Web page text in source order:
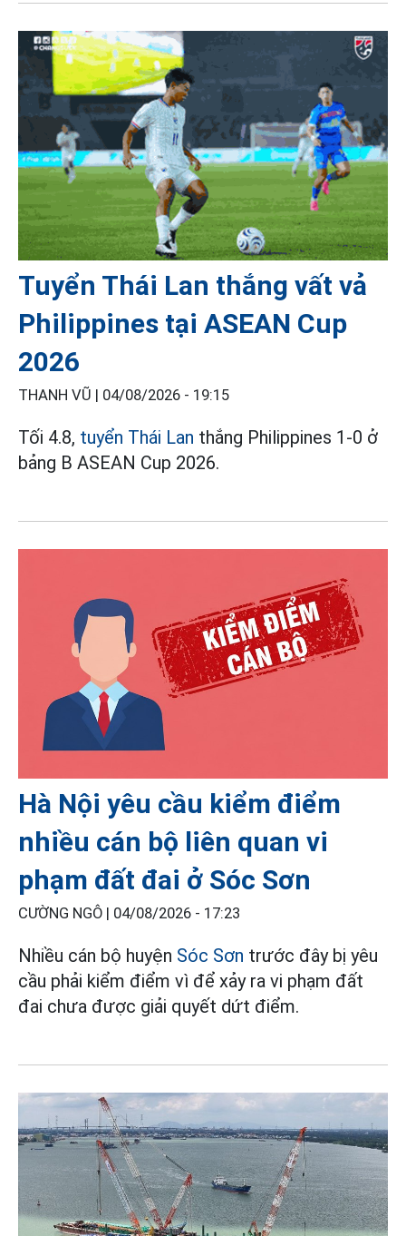
Tuyển Thái Lan thắng vất vả
Philippines tại ASEAN Cup
2026
THANH VŨ | 04/08/2026 - 19:15
Tối 4.8, tuyển Thái Lan thắng Philippines 1-0 ở
bảng B ASEAN Cup 2026.
Hà Nội yêu cầu kiểm điểm
nhiều cán bộ liên quan vi
phạm đất đai ở Sóc Sơn
CƯỜNG NGÔ | 04/08/2026 - 17:23
Nhiều cán bộ huyện Sóc Sơn trước đây bị yêu
cầu phải kiểm điểm vì để xảy ra vi phạm đất
đai chưa được giải quyết dứt điểm.